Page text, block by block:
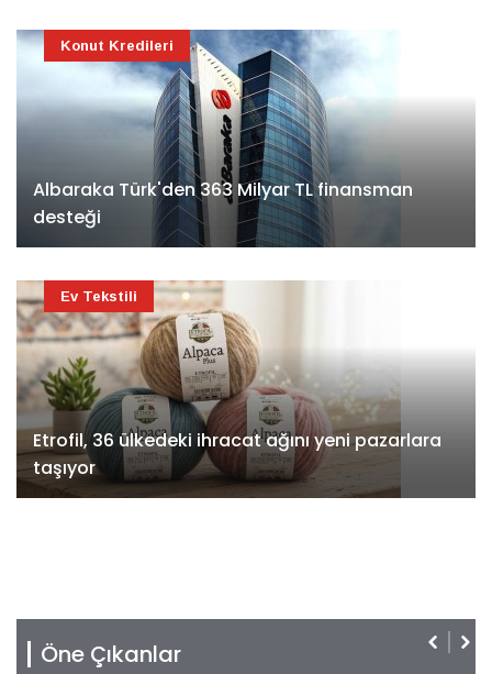
Albaraka Türk'den 363 Milyar TL finansman
desteği
Konut Kredileri
Etrofil, 36 ülkedeki ihracat ağını yeni pazarlara
taşıyor
Ev Tekstili
Öne Çıkanlar